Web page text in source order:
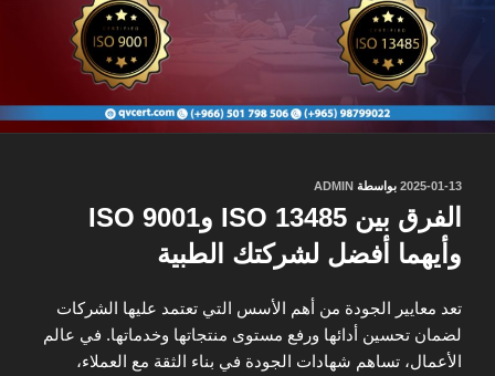
نُشر
في
2025-01-13 بواسطة ADMIN
الفرق بين ISO 13485 وISO 9001
وأيهما أفضل لشركتك الطبية
تعد معايير الجودة من أهم الأسس التي تعتمد عليها الشركات
لضمان تحسين أدائها ورفع مستوى منتجاتها وخدماتها. في عالم
الأعمال، تساهم شهادات الجودة في بناء الثقة مع العملاء،